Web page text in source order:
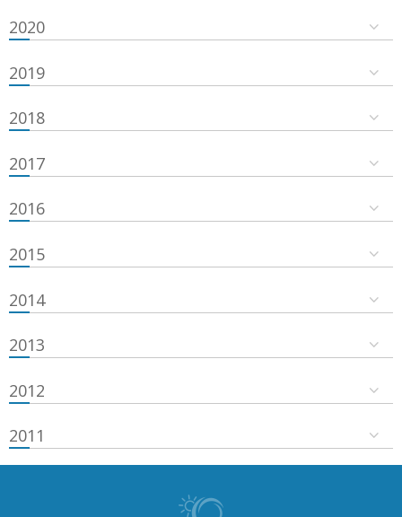
2020
2019
2018
2017
2016
2015
2014
2013
2012
2011